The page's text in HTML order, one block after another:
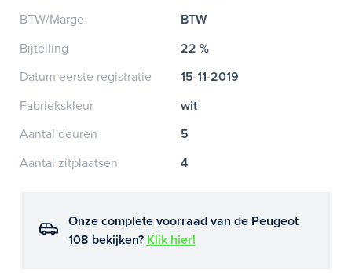
BTW/Marge
BTW
Bijtelling
22 %
Datum eerste registratie
15-11-2019
Fabriekskleur
wit
Aantal deuren
5
Aantal zitplaatsen
4
Onze complete voorraad van de Peugeot
108 bekijken? Klik hier!